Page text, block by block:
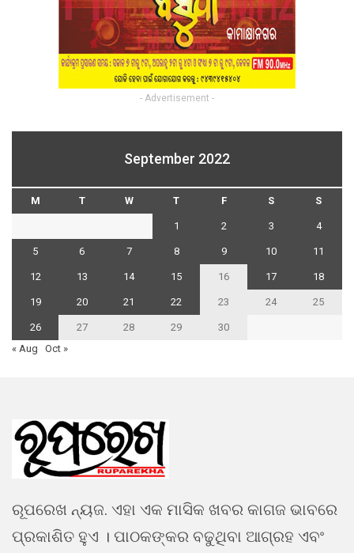
- Advertisement -
September 2022
M T W T F S S
1 2 3 4
5 6 7 8 9 10 11
12 13 14 15 16 17 18
19 20 21 22 23 24 25
26 27 28 29
30
« Aug
Oct »
ରୂପରେଖ ନ୍ୟଜ. ଏହା ଏକ ମାସିକ ଖବର କାଗଜ ଭାବରେ
ପ୍ରକାଶିତ ହୁଏ । ପାଠକଙ୍କର ବଢୁଥିବା ଆଗ୍ରହ ଏବଂ